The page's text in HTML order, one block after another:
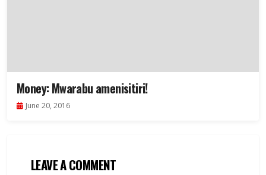
Money: Mwarabu amenisitiri!
June 20, 2016
LEAVE A COMMENT